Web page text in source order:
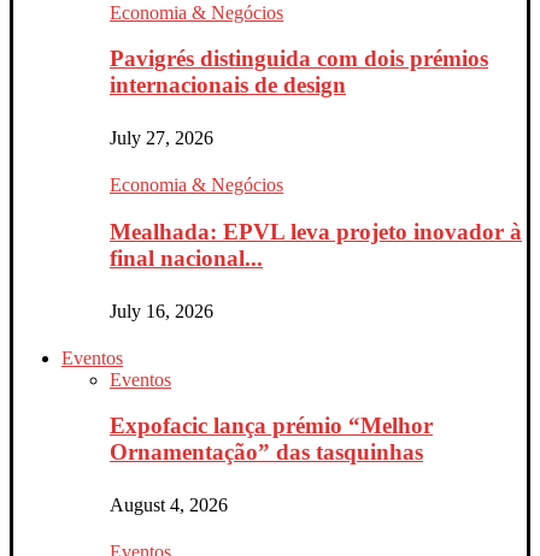
Economia & Negócios
Pavigrés distinguida com dois prémios
internacionais de design
July 27, 2026
Economia & Negócios
Mealhada: EPVL leva projeto inovador à
final nacional...
July 16, 2026
Eventos
Eventos
Expofacic lança prémio “Melhor
Ornamentação” das tasquinhas
August 4, 2026
Eventos